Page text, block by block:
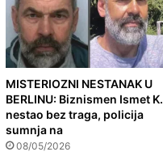
MISTERIOZNI NESTANAK U
BERLINU: Biznismen Ismet K.
nestao bez traga, policija
sumnja na
08/05/2026